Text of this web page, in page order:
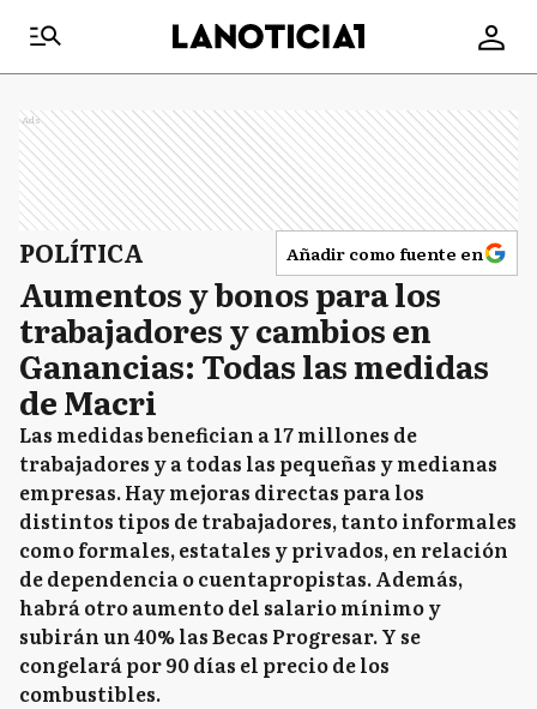
Ads
POLÍTICA Añadir como fuente en
Aumentos y bonos para los
trabajadores y cambios en
Ganancias: Todas las medidas
de Macri
Las medidas benefician a 17 millones de
trabajadores y a todas las pequeñas y medianas
empresas. Hay mejoras directas para los
distintos tipos de trabajadores, tanto informales
como formales, estatales y privados, en relación
de dependencia o cuentapropistas. Además,
habrá otro aumento del salario mínimo y
subirán un 40% las Becas Progresar. Y se
congelará por 90 días el precio de los
combustibles.